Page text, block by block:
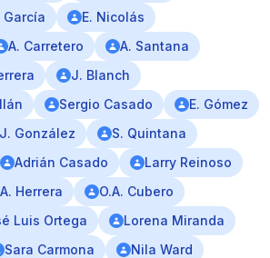
García
E. Nicolás
A. Carretero
A. Santana
J. Blanch
Sergio Casado
E. Gómez
J. González
S. Quintana
Adrián Casado
Larry Reinoso
A. Herrera
O.A. Cubero
Luis Ortega
Lorena Miranda
Sara Carmona
Nila Ward